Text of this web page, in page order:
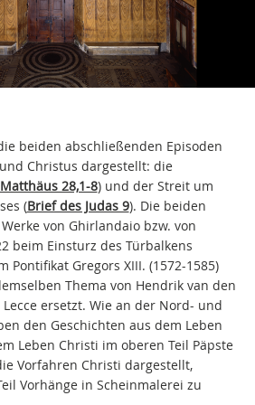
beiden abschließenden Episoden
Christus dargestellt: die
Matthäus 28,1-8) und der Streit um
(Brief des Judas 9). Die beiden
von Ghirlandaio bzw. von
beim Einsturz des Türbalkens
Gregors XIII. (1572-1585)
Thema von Hendrik van den
ersetzt. Wie an der Nord- und
den Geschichten aus dem Leben
Leben Christi im oberen Teil Päpste
Vorfahren Christi dargestellt,
Vorhänge in Scheinmalerei zu